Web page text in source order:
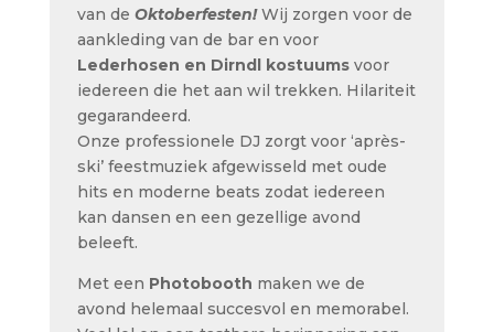
van de Oktoberfesten! Wij zorgen voor de
aankleding van de bar en voor
Lederhosen en Dirndl kostuumsvoor
iedereen die het aan wil trekken. Hilariteit
gegarandeerd.
Onze professionele DJ zorgt voor ‘après-
ski’ feestmuziek afgewisseld met oude
hits en moderne beats zodat iedereen
kan dansen en een gezellige avond
beleeft.
Met een Photobooth maken we de
avond helemaal succesvol en memorabel.